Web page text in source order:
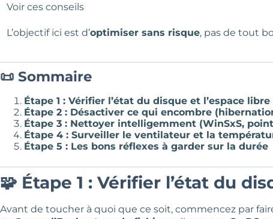
Voir ces conseils
L’objectif ici est d’optimiser sans risque, pas de tout
📜 Sommaire
Étape 1 : Vérifier l’état du disque et l’espace libre
Étape 2 : Désactiver ce qui encombre
Étape 3 : Nettoyer intelligemment (WinSxS,
Étape 4 : Surveiller le ventilateur et la
Étape 5 : Les bons réflexes à garder sur la durée
🧩 Étape 1 : Vérifier l’état du
Avant de toucher à quoi que ce soit, commencez par